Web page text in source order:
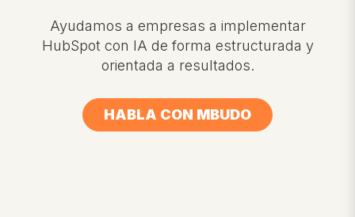
Ayudamos a empresas a implementar
HubSpot con IA de forma estructurada y
orientada a resultados.
HABLA CON MBUDO